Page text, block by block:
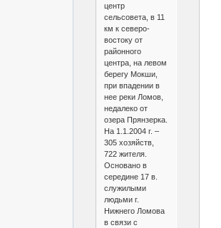
центр
сельсовета, в 11
км к северо-
востоку от
районного
центра, на левом
берегу Мокши,
при впадении в
нее реки Ломов,
недалеко от
озера Прянзерка.
На 1.1.2004 г. –
305 хозяйств,
722 жителя.
Основано в
середине 17 в.
служилыми
людьми г.
Нижнего Ломова
в связи с